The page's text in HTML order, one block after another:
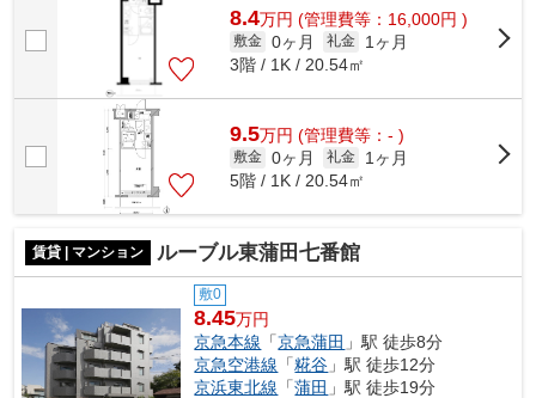
8.4万円 (管理費等：16,000円 )
敷金 0ヶ月 礼金
1ヶ月
3階 / 1K / 20.54㎡
9.5万円 (管理費等：- )
敷金 0ヶ月 礼金
1ヶ月
5階 / 1K / 20.54㎡
賃貸 | マンション ルーブル東蒲田七番館
敷0
8.45万円
京急本線 「京急蒲田 」駅 徒歩8分
京急空港線 「糀谷 」駅 徒歩12分
京浜東北線 「蒲田 」駅 徒歩19分